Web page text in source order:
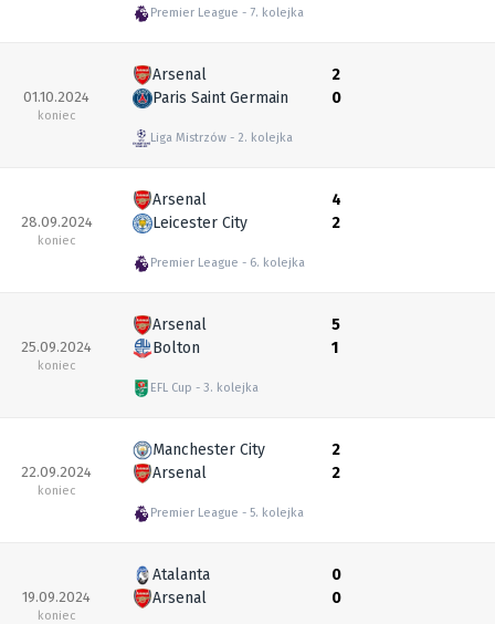
Premier League 7. kolejka
01.10.2024
koniec
Arsenal
Paris Saint Germain
Liga Mistrzów 2. kolejka
2
0
28.09.2024
koniec
Arsenal
Leicester City
Premier League 6. kolejka
4
2
25.09.2024
koniec
Arsenal
Bolton
EFL Cup 3. kolejka
5
1
22.09.2024
koniec
Manchester City
Arsenal
Premier League 5. kolejka
2
2
19.09.2024
koniec
Atalanta
Arsenal
0
0